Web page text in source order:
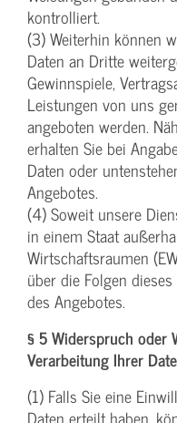
kontrolliert.
(3) Weiterhin können
Daten an Dritte
Gewinnspiele,
Leistungen von uns
angeboten werden.
erhalten Sie bei
Daten oder
Angebotes.
(4) Soweit unsere
in einem Staat
Wirtschaftsraumen
über die Folgen
des Angebotes.
§ 5 Widerspruch oder
Verarbeitung Ihrer
(1) Falls Sie eine